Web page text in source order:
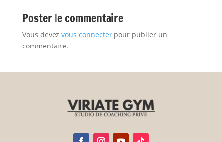
Poster le commentaire
Vous devez vous connecterpour publier un
commentaire.